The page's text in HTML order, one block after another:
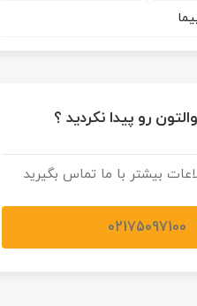
رو پیدا نکردید ؟
بیشتر با ما تماس بگیرید
02175097100